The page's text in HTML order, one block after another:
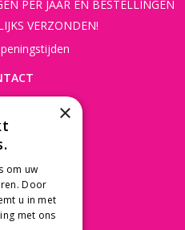
PER JAAR EN BESTELLINGEN
VERZONDEN!
't Goy
11 365
×
om uw
Door
u in met
met ons